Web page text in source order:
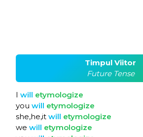
Timpul Viitor
Future Tense
I will etymologize
you will etymologize
she,he,it will etymologize
we will etymologize